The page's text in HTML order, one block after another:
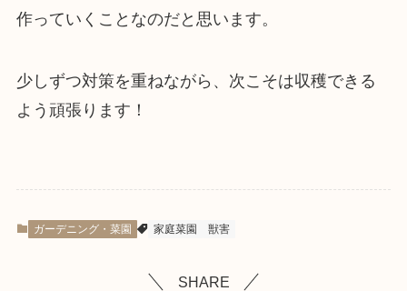
作っていくことなのだと思います。
少しずつ対策を重ねながら、次こそは収穫できる
よう頑張ります！
ガーデニング・菜園 家庭菜園 獣害
SHARE